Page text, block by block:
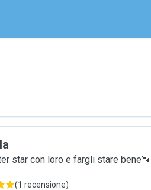
star con loro e fargli stare bene🐾
(1 recensione)